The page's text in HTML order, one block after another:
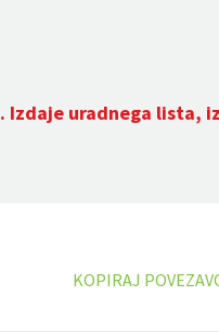
Izdaje uradnega lista,
KOPIRAJ